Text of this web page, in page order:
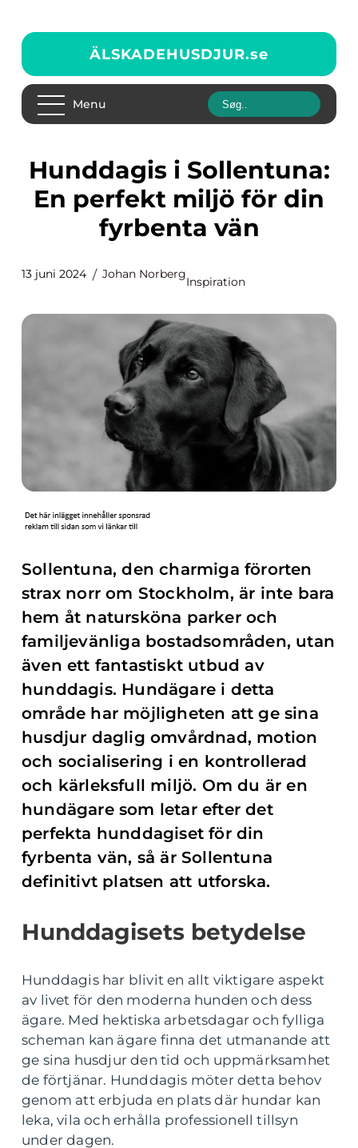
ÄLSKADEHUSDJUR.se
Menu
Hunddagis i Sollentuna:
En perfekt miljö för din
fyrbenta vän
13 juni 2024 Johan Norberg
Inspiration
Sollentuna, den charmiga förorten
strax norr om Stockholm, är inte bara
hem åt natursköna parker och
familjevänliga bostadsområden, utan
även ett fantastiskt utbud av
hunddagis. Hundägare i detta
område har möjligheten att ge sina
husdjur daglig omvårdnad, motion
och socialisering i en kontrollerad
och kärleksfull miljö. Om du är en
hundägare som letar efter det
perfekta hunddagiset för din
fyrbenta vän, så är Sollentuna
definitivt platsen att utforska.
Hunddagisets betydelse
Hunddagis har blivit en allt viktigare aspekt
av livet för den moderna hunden och dess
ägare. Med hektiska arbetsdagar och fylliga
scheman kan ägare finna det utmanande att
ge sina husdjur den tid och uppmärksamhet
de förtjänar. Hunddagis möter detta behov
genom att erbjuda en plats där hundar kan
leka, vila och erhålla professionell tillsyn
under dagen.